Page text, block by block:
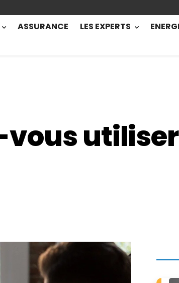
ASSURANCE LES EXPERTS